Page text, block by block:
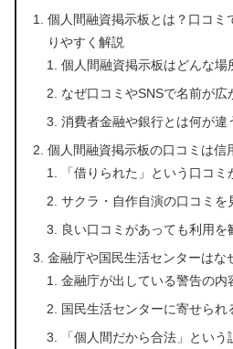
個人間融資掲示板とは？口コミ
りやすく解説
個人間融資掲示板はどんな場
なぜ口コミやSNSで名前が広
消費者金融や銀行とは何が違
個人間融資掲示板の口コミは信
「借りられた」という口コ
サクラ・自作自演の口コミを
良い口コミがあっても利用を
金融庁や国民生活センターはな
金融庁が出している警告の内
国民生活センターに寄せられ
「個人間だから合法」とい